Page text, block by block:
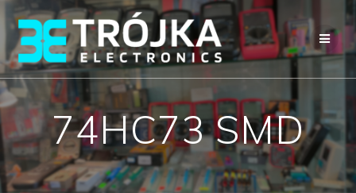
Przejdź
do
treści
74HC73 SMD